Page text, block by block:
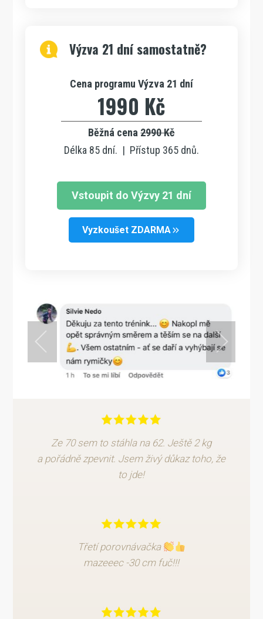
Výzva 21 dní samostatně?
Cena programu Výzva 21 dní
1990 Kč
Běžná cena2990 Kč
Délka 85 dní. | Přístup 365 dnů.
Vstoupit do Výzvy 21 dní
Vyzkoušet ZDARMA
Ze 70 sem to stáhla na 62. Ještě 2 kg
a pořádně zpevnit. Jsem živý důkaz toho, že
to jde!
Třetí porovnávačka
mazeeec -30 cm fuč!!!